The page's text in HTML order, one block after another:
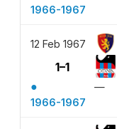
1966-1967
12 Feb 1967
1–1
●
—
1966-1967